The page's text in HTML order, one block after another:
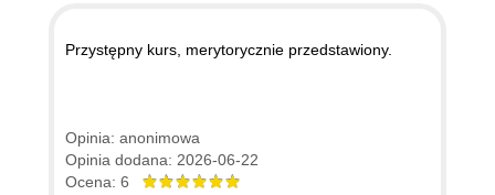
Przystępny kurs, merytorycznie przedstawiony.
Opinia: anonimowa
Opinia dodana: 2026-06-22
Ocena: 6